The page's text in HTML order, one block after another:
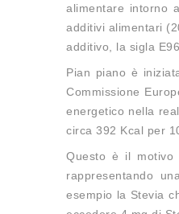
alimentare intorno
additivi alimentari
additivo, la sigla
Pian piano è
Commissione
energetico nella
circa 392 Kcal per
Questo è il motivo
rappresentando
esempio la Stevia